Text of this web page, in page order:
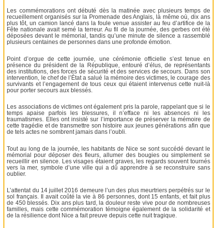
Les commémorations ont débuté dès la matinée avec plusieurs temps de
recueillement organisés sur la Promenade des Anglais, là même où, dix ans
plus tôt, un camion lancé dans la foule venue assister au feu d’artifice de la
Fête nationale avait semé la terreur. Au fil de la journée, des gerbes ont été
déposées devant le mémorial, tandis qu’une minute de silence a rassemblé
plusieurs centaines de personnes dans une profonde émotion.
Point d’orgue de cette journée, une cérémonie officielle s’est tenue en
présence du président de la République, entouré d’élus, de représentants
des institutions, des forces de sécurité et des services de secours. Dans son
intervention, le chef de l’État a salué la mémoire des victimes, le courage des
survivants et l’engagement de tous ceux qui étaient intervenus cette nuit-là
pour porter secours aux blessés.
Les associations de victimes ont également pris la parole, rappelant que si le
temps apaise parfois les blessures, il n’efface ni les absences ni les
traumatismes. Elles ont insisté sur l’importance de préserver la mémoire de
cette tragédie et de transmettre son histoire aux jeunes générations afin que
de tels actes ne sombrent jamais dans l’oubli.
Tout au long de la journée, les habitants de Nice se sont succédé devant le
mémorial pour déposer des fleurs, allumer des bougies ou simplement se
recueillir en silence. Les visages étaient graves, les regards souvent tournés
vers la mer, symbole d’une ville qui a dû apprendre à se reconstruire sans
oublier.
L’attentat du 14 juillet 2016 demeure l’un des plus meurtriers perpétrés sur le
sol français. Il avait coûté la vie à 86 personnes, dont 15 enfants, et fait plus
de 450 blessés. Dix ans plus tard, la douleur reste vive pour de nombreuses
familles, mais cette commémoration témoigne également de la solidarité et
de la résilience dont Nice a fait preuve depuis cette nuit tragique.